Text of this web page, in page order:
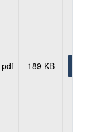
pdf 189 KB